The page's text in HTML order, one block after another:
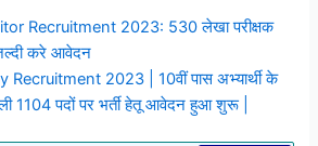
Recruitment 2023: 530 लेखा परीक्षक
करे आवेदन
Recruitment 2023 | 10वीं पास अभ्यार्थी के
1104 पदों पर भर्ती हेतू आवेदन हुआ शुरू |